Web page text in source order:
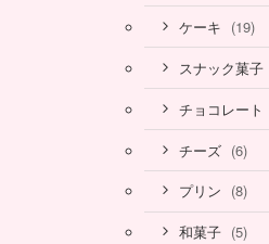
ケーキ (19)
スナック菓子
チョコレート
チーズ (6)
プリン (8)
和菓子 (5)